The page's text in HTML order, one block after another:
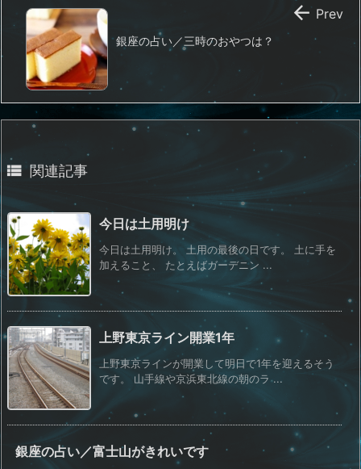
銀座の占い／三時のおやつは？
 Prev
 関連記事
今日は土用明け
今日は土用明け。 土用の最後の日です。 土に手を
加えること、 たとえばガーデニン ...
上野東京ライン開業1年
上野東京ラインが開業して明日で1年を迎えるそう
です。 山手線や京浜東北線の朝のラ ...
銀座の占い／富士山がきれいです